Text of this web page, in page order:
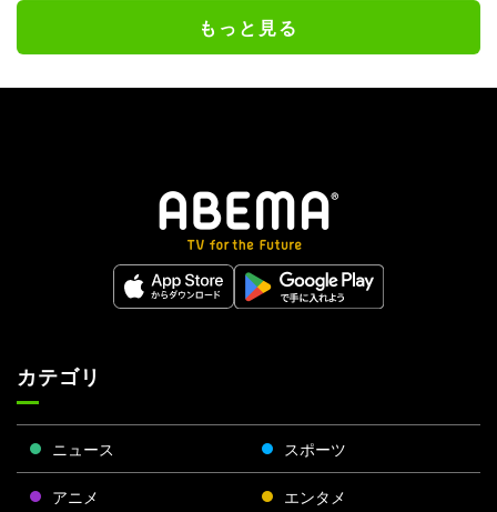
もっと見る
カテゴリ
ニュース スポーツ
アニメ エンタメ